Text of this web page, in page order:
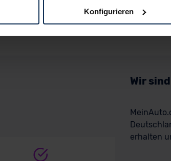
Sie hierzu Ihre Einwilligung freiwillig
Konfigurieren
Wir
erhalten